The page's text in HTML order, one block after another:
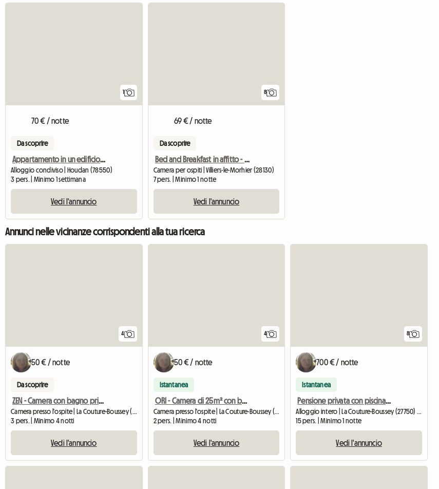
1
70 € / notte
Da scoprire
Appartamento in un edificio di lusso a Houdan
Alloggio condiviso | Houdan (78550)
3 pers. | Minimo 1 settimana
Vedi l'annuncio
8
69 € / notte
Da scoprire
Bed and Breakfast in affitto - "Les Chandelles" - Tutti i comfort,
Camera per ospiti | Villiers-le-Morhier (28130)
7 pers. | Minimo 1 notte
Vedi l'annuncio
Annunci nelle vicinanze corrispondenti alla tua ricerca
4
50 € / notte
Da scoprire
ZEN - Camera con bagno privato (da domenica sera a venerdì mattina)
Camera presso l'ospite | La Couture-Boussey (27750) | 25 M2
3 pers. | Minimo 4 notti
Vedi l'annuncio
4
50 € / notte
Istantanea
ORI - Camera di 25m² con bagno privato (da domenica sera a venerdì mattina)
Camera presso l'ospite | La Couture-Boussey (27750) | 25 M2
2 pers. | Minimo 4 notti
Vedi l'annuncio
8
700 € / notte
Istantanea
Pensione privata con piscina e jacuzzi
Alloggio intero | La Couture-Boussey (27750) | 160 M2
15 pers. | Minimo 1 notte
Vedi l'annuncio